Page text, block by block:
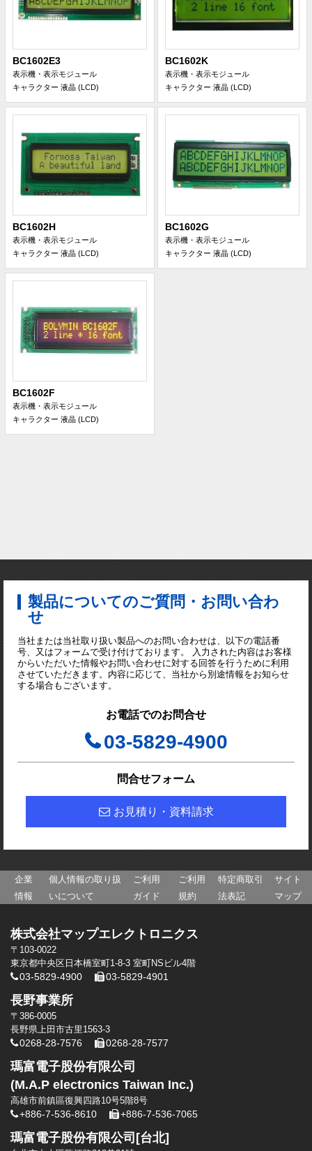
BC1602E3
表示機・表示モジュール
キャラクター 液晶 (LCD)
BC1602K
表示機・表示モジュール
キャラクター 液晶 (LCD)
BC1602H
表示機・表示モジュール
キャラクター 液晶 (LCD)
BC1602G
表示機・表示モジュール
キャラクター 液晶 (LCD)
BC1602F
表示機・表示モジュール
キャラクター 液晶 (LCD)
製品についてのご質問・お問い合わ
せ
当社または当社取り扱い製品へのお問い合わせは、以下の電話番
号、又はフォームで受け付けております。 入力された内容はお客様
からいただいた情報やお問い合わせに対する回答を行うために利用
させていただきます。内容に応じて、当社から別途情報をお知らせ
する場合もございます。
お電話でのお問合せ
03-5829-4900
問合せフォーム
お見積り・資料請求
企業
情報
個人情報の取り扱
いについて
ご利用
ガイド
ご利用
規約
特定商取引
法表記
サイト
マップ
株式会社マップエレクトロニクス
〒103-0022
東京都中央区日本橋室町1-8-3 室町NSビル4階
03-5829-4900 03-5829-4901
長野事業所
〒386-0005
長野県上田市古里1563-3
0268-28-7576 0268-28-7577
瑪富電子股份有限公司
(M.A.P electronics Taiwan Inc.)
高雄市前鎮區復興四路10号5階8号
+886-7-536-8610 +886-7-536-7065
瑪富電子股份有限公司[台北]